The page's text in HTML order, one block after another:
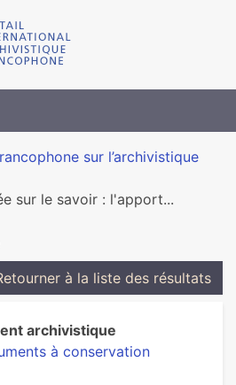
sur l’archivistique
sur le savoir : l'apport...
à la liste des résultats
archivistique
à conservation